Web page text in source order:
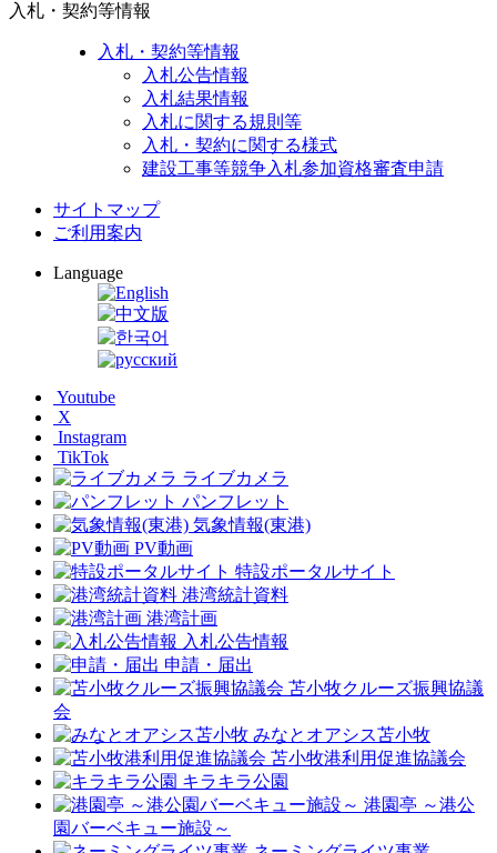
入札・契約等情報
入札・契約等情報
入札公告情報
入札結果情報
入札に関する規則等
入札・契約に関する様式
建設工事等競争入札参加資格審査申請
サイトマップ
ご利用案内
Language
Youtube
X
Instagram
TikTok
ライブカメラ
パンフレット
気象情報(東港)
PV動画
特設ポータルサイト
港湾統計資料
港湾計画
入札公告情報
申請・届出
苫小牧クルーズ振興協議
会
みなとオアシス苫小牧
苫小牧港利用促進協議会
キラキラ公園
港園亭 ～港公
園バーベキュー施設～